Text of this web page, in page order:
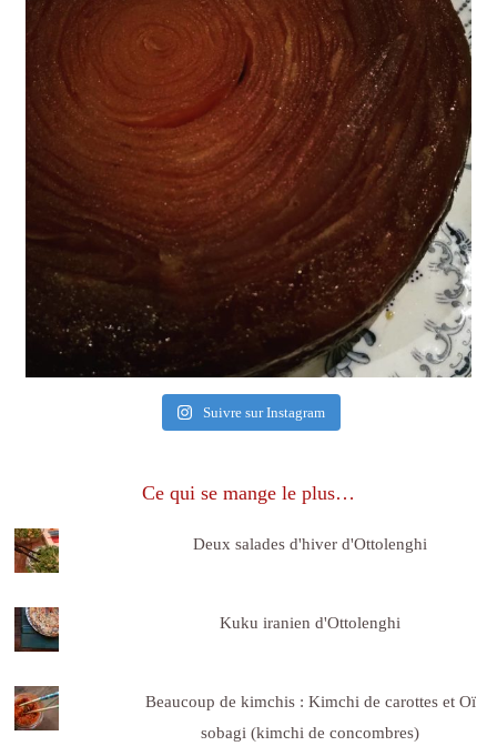
Suivre sur Instagram
Ce qui se mange le plus…
Deux salades d'hiver d'Ottolenghi
Kuku iranien d'Ottolenghi
Beaucoup de kimchis : Kimchi de carottes et Oï
sobagi (kimchi de concombres)